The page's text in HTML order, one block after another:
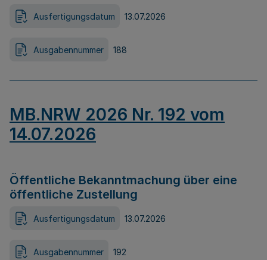
Ausfertigungsdatum 13.07.2026
Ausgabennummer 188
MB.NRW 2026 Nr. 192 vom
14.07.2026
Öffentliche Bekanntmachung über eine
öffentliche Zustellung
Ausfertigungsdatum 13.07.2026
Ausgabennummer 192